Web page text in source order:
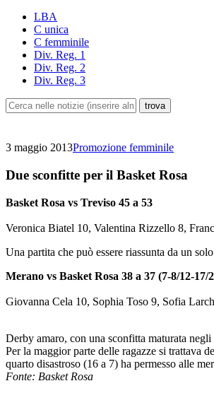
LBA
C unica
C femminile
Div. Reg. 1
Div. Reg. 2
Div. Reg. 3
3 maggio 2013Promozione femminile
Due sconfitte per il Basket Rosa
Basket Rosa vs Treviso 45 a 53
Veronica Biatel 10, Valentina Rizzello 8,
Una partita che può essere riassunta da un
Merano vs Basket Rosa 38 a 37 (7-8/12-17/
Giovanna Cela 10, Sophia Toso 9, Sofia
Derby amaro, con una sconfitta maturata
Per la maggior parte delle ragazze si trattava
quarto disastroso (16 a 7) ha permesso alle
Fonte: Basket Rosa